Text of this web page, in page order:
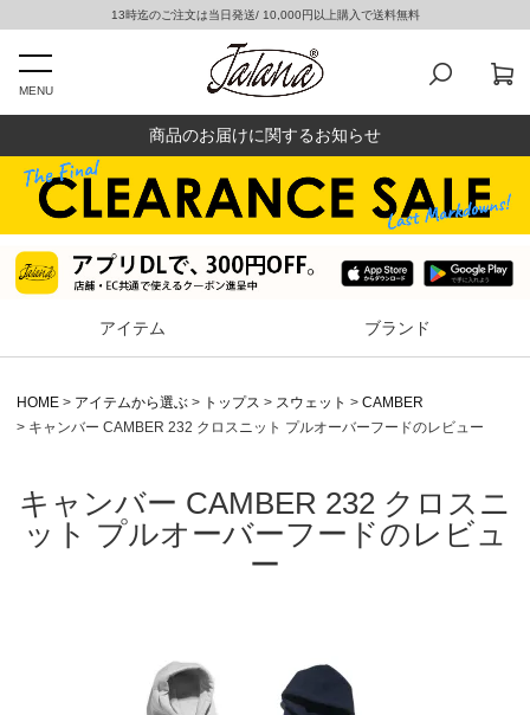
13時迄のご注文は当日発送/ 10,000円以上購入で送料無料
MENU
商品のお届けに関するお知らせ
アイテム ブランド
HOME アイテムから選ぶ トップス スウェット
CAMBER
キャンバー CAMBER 232 クロスニット プルオーバーフードのレビュー
キャンバー CAMBER 232 クロスニ
ット プルオーバーフードのレビュ
ー